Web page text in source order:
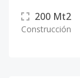
200 Mt2
Construcción